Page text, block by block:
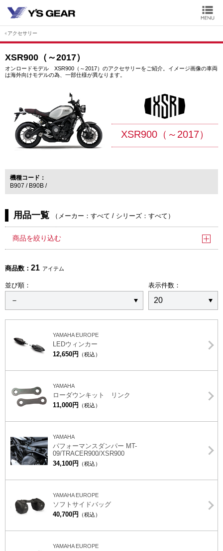
アクセサリー
XSR900（～2017）
オンロードモデル XSR900（～2017）のアクセサリーをご紹介。イメージ画像の車両
は海外向けモデルの為、一部仕様が異なります。
XSR900（～2017）
機種コード
B907
B90B
用品一覧 （ メーカー：すべて / シリーズ：すべて ）
商品を絞り込む
商品数： 21 アイテム
並び順： 表示件数：
YAMAHA EUROPE
LEDウィンカー
12,650円
（税込）
YAMAHA
ローダウンキット リンク
11,000円
（税込）
YAMAHA
パフォーマンスダンパー MT-
09/TRACER900/XSR900
34,100円
（税込）
YAMAHA EUROPE
ソフトサイドバッグ
40,700円
（税込）
YAMAHA EUROPE